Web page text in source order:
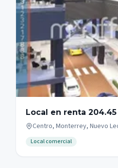
Local en renta 204.45
Fundidora Monterrey
Centro, Monterrey, Nuevo
Local comercial